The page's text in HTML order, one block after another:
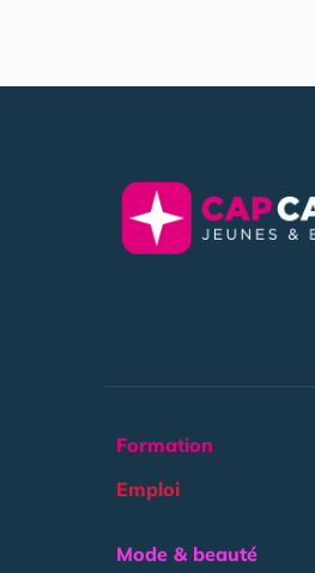
Formation
Emploi
Mode & beauté